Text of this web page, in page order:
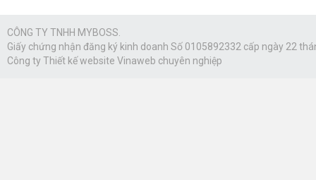
CÔNG TY TNHH MYBOSS.
Giấy chứng nhận đăng ký kinh doanh Số 0105892332 cấp ngày 22
Công tyThiết kế website Vinaweb chuyên nghiệp